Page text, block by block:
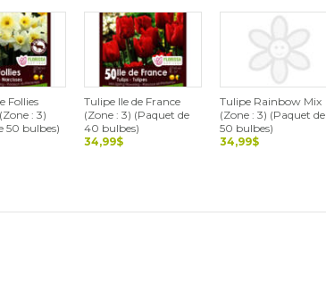
Follies
: 3)
50 bulbes)
Tulipe Ile de France
(Zone : 3) (Paquet de
40 bulbes)
34,99$
Tulipe Rainbow Mix
(Zone : 3) (Paquet de
50 bulbes)
34,99$